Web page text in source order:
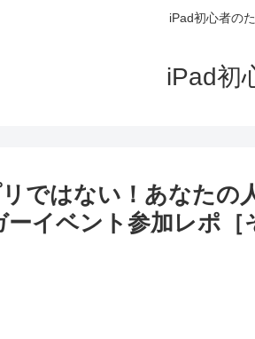
iPad初心者の
iPad初
ではない！あなたの
ーイベント参加レポ